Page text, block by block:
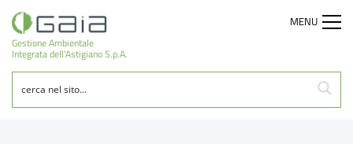
Gestione Ambientale
Integrata dell'Astigiano S.p.A.
MENU